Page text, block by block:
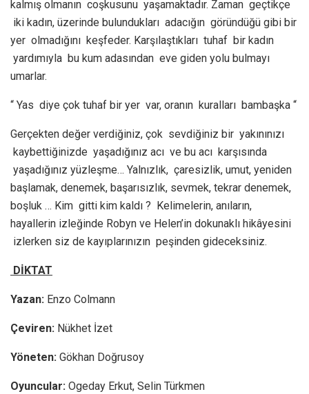
kalmış olmanın coşkusunu yaşamaktadır. Zaman geçtikçe
iki kadın, üzerinde bulundukları adacığın göründüğü gibi bir
yer olmadığını keşfeder. Karşılaştıkları tuhaf bir kadın
yardımıyla bu kum adasından eve giden yolu bulmayı
umarlar.
“ Yas diye çok tuhaf bir yer var, oranın kuralları bambaşka “
Gerçekten değer verdiğiniz, çok sevdiğiniz bir yakınınızı
kaybettiğinizde yaşadığınız acı ve bu acı karşısında
yaşadığınız yüzleşme… Yalnızlık, çaresizlik, umut, yeniden
başlamak, denemek, başarısızlık, sevmek, tekrar denemek,
boşluk … Kim gitti kim kaldı ? Kelimelerin, anıların,
hayallerin izleğinde Robyn ve Helen’in dokunaklı hikâyesini
izlerken siz de kayıplarınızın peşinden gideceksiniz.
DİKTAT
Yazan: Enzo Colmann
Çeviren: Nükhet İzet
Yöneten: Gökhan Doğrusoy
Oyuncular: Ogeday Erkut, Selin Türkmen